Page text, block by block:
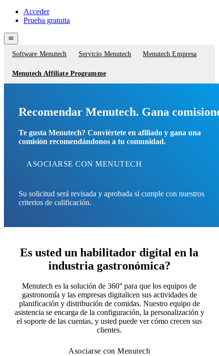
Menutech
navigation
Acceder
Prueba gratuita
menu
Service
menu
Software Menutech Servicio Menutech Menutech Empresa
Menutech Affiliate Programme
Recomendar Menutech. Gana
Te gusta Menutech? Conviértete en afiliado y gana una
comisión recomendándonos a tu comunidad.
ASOCIARSE CON MENUTECH
Su solicitud será revisada y aprobada si cumple con nuestros
criterios de calificación.
Es usted un habilitador digital en la
industria gastronómica?
Menutech es la solución de 360° para que los equipos de
gastronomía y las empresas digitalicen sus actividades de
planificación y distribución de comidas. Nuestro equipo de
asistencia se encarga de la configuración, la personalización y
el soporte de las cuentas, y usted puede ver cómo crecen sus
clientes.
Asociarse con Menutech